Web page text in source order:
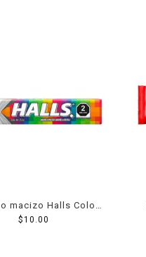
macizo Halls Colors
frutas 9 pzas 25.2 g
$10.00